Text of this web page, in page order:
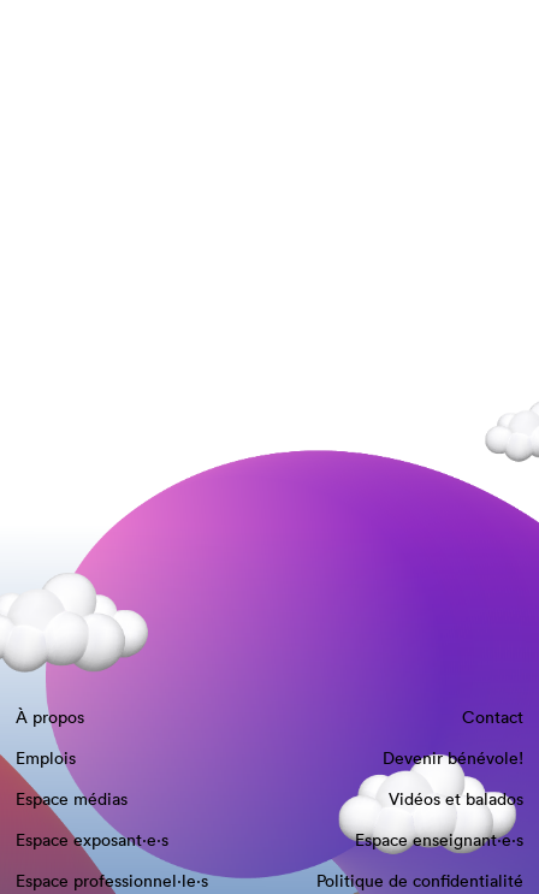
À propos
Contact
Emplois
Devenir bénévole!
Espace médias
Vidéos et balados
Espace exposant·e⋅s
Espace enseignant·e⋅s
Espace professionnel·le⋅s
Politique de confidentialité